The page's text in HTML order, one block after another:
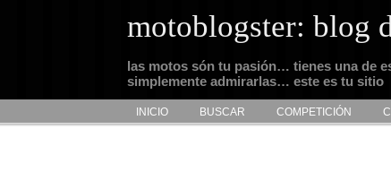
motoblogster: blog
las motos són tu pasión… tienes una de
simplemente admirarlas… este es tu sitio
INICIO BUSCAR COMPETICIÓN